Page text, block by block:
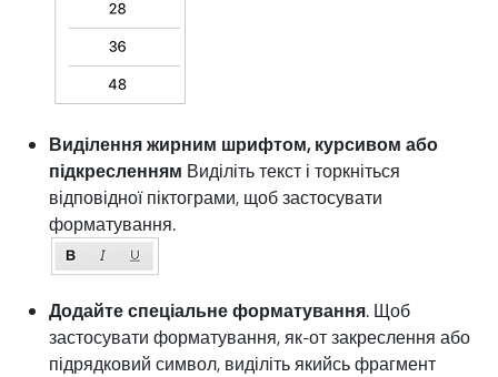
Виділення жирним шрифтом, курсивом або
підкресленням Виділіть текст і торкніться
відповідної піктограми, щоб застосувати
форматування.
Додайте спеціальне форматування. Щоб
застосувати форматування, як-от закреслення або
підрядковий символ, виділіть якийсь фрагмент